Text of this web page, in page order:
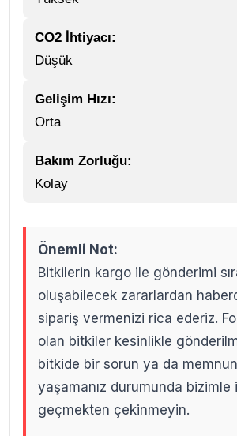
CO2 İhtiyacı:
Düşük
Gelişim Hızı:
Orta
Bakım Zorluğu:
Kolay
Önemli Not:
Bitkilerin kargo ile gönderimi
oluşabilecek zararlardan
sipariş vermenizi rica ederiz.
olan bitkiler kesinlikle
bitkide bir sorun ya da
yaşamanız durumunda bizimle
geçmekten çekinmeyin.